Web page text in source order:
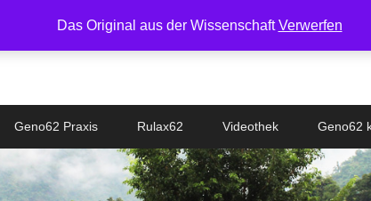
Das Original aus der WissenschaftVerwerfen
Geno62 Praxis Rulax62 Videothek Geno62